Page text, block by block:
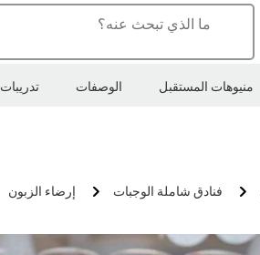
ما الذي تبحث عنه؟
منيوهات المستقبل الوصفات تدريبات
فنادق شاملة الوجبات إرضاء الزبون